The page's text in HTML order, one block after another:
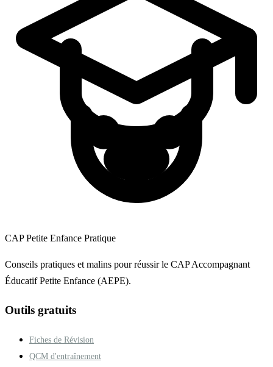
CAP Petite Enfance Pratique
Conseils pratiques et malins pour réussir le CAP Accompagnant
Éducatif Petite Enfance (AEPE).
Outils gratuits
Fiches de Révision
QCM d'entraînement